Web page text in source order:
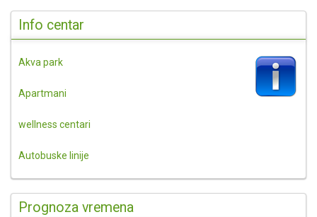
Info centar
Akva park
Apartmani
wellness centari
Autobuske linije
Prognoza vremena